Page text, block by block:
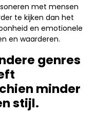
met mensen
te kijken dan het
en emotionele
en waarderen.
genres
minder
stijl.